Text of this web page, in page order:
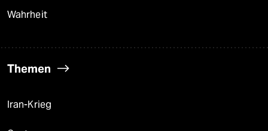
Wahrheit
Themen
Iran-Krieg